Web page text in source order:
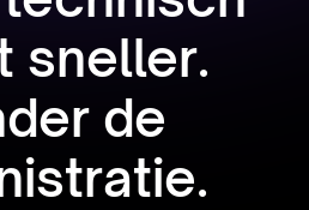
sneller.
de